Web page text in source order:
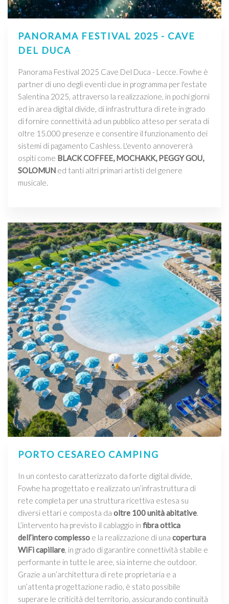
PANORAMA FESTIVAL 2025 - CAVE
DEL DUCA
Panorama Festival 2025 Cave Del Duca - Lecce. Fowhe è
partner di uno degli eventi clue in programma per l'estate
Salentina 2025, attraverso la realizzazione, in pochi giorni
ed in area digital divide, di infrastruttura di rete in grado
di fornire connettività ad un pubblico atteso per serata di
oltre 15.000 presenze e consentire il funzionamento dei
sistemi di pagamento Cashless. L'evento annovererà
ospiti come BLACK COFFEE, MOCHAKK, PEGGY GOU,
SOLOMUN ed tanti altri primari artisti del genere
musicale.
PORTO CESAREO CAMPING
In un contesto caratterizzato da forte digital divide,
Fowhe ha progettato e realizzato un’infrastruttura di
rete completa per una struttura ricettiva estesa su
diversi ettari e composta da oltre 100 unità abitative.
L’intervento ha previsto il cablaggio in fibra ottica
dell’intero complesso e la realizzazione di una copertura
WiFi capillare, in grado di garantire connettività stabile e
performante in tutte le aree, sia interne che outdoor.
Grazie a un’architettura di rete proprietaria e a
un’attenta progettazione radio, è stato possibile
superare le criticità del territorio, assicurando continuità